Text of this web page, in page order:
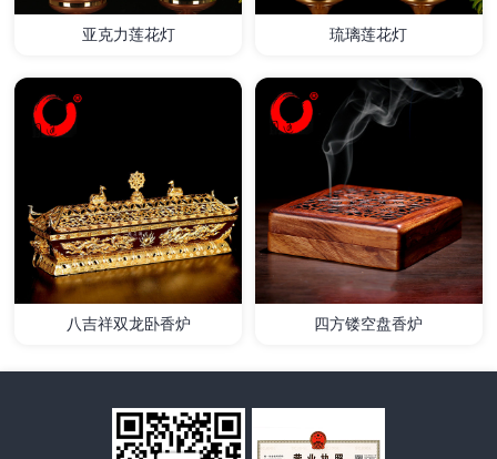
详情
亚克力莲花灯
详情
琉璃莲花灯
八吉祥双龙卧香炉 四方镂空盘香炉